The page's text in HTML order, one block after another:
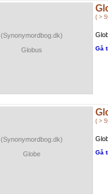
(Synonymordbog.dk)
Globus
( >
Gå
(Synonymordbog.dk)
Globe
( >
Gå